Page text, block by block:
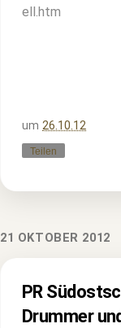
ell.htm
um 26.10.12
Teilen
21 OKTOBER 2012
PR
Drummer